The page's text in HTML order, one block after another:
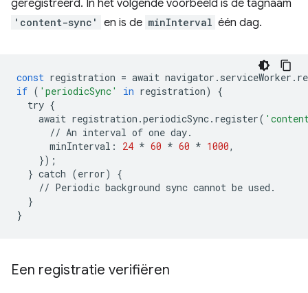
geregistreerd. In het volgende voorbeeld is de tagnaam
'content-sync' en is de minInterval één dag.
const registration = await navigator . serviceWorker .
if ( 'periodicSync' in registration)
{
try {
await registration .periodicSync. register(
// An interval of one day.
minInterval : 24 * 60 * 60 * 1000,
});
} catch (error)
{
// Periodic background sync cannot be used .
}
}
Een registratie verifiëren